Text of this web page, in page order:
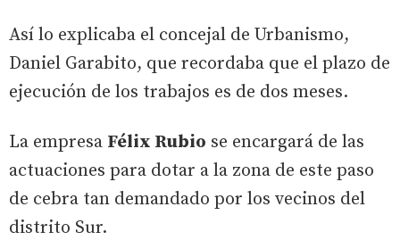
Así lo explicaba el concejal de Urbanismo,
Daniel Garabito, que recordaba que el plazo de
ejecución de los trabajos es de dos meses.
La empresa Félix Rubio se encargará de las
actuaciones para dotar a la zona de este paso
de cebra tan demandado por los vecinos del
distrito Sur.